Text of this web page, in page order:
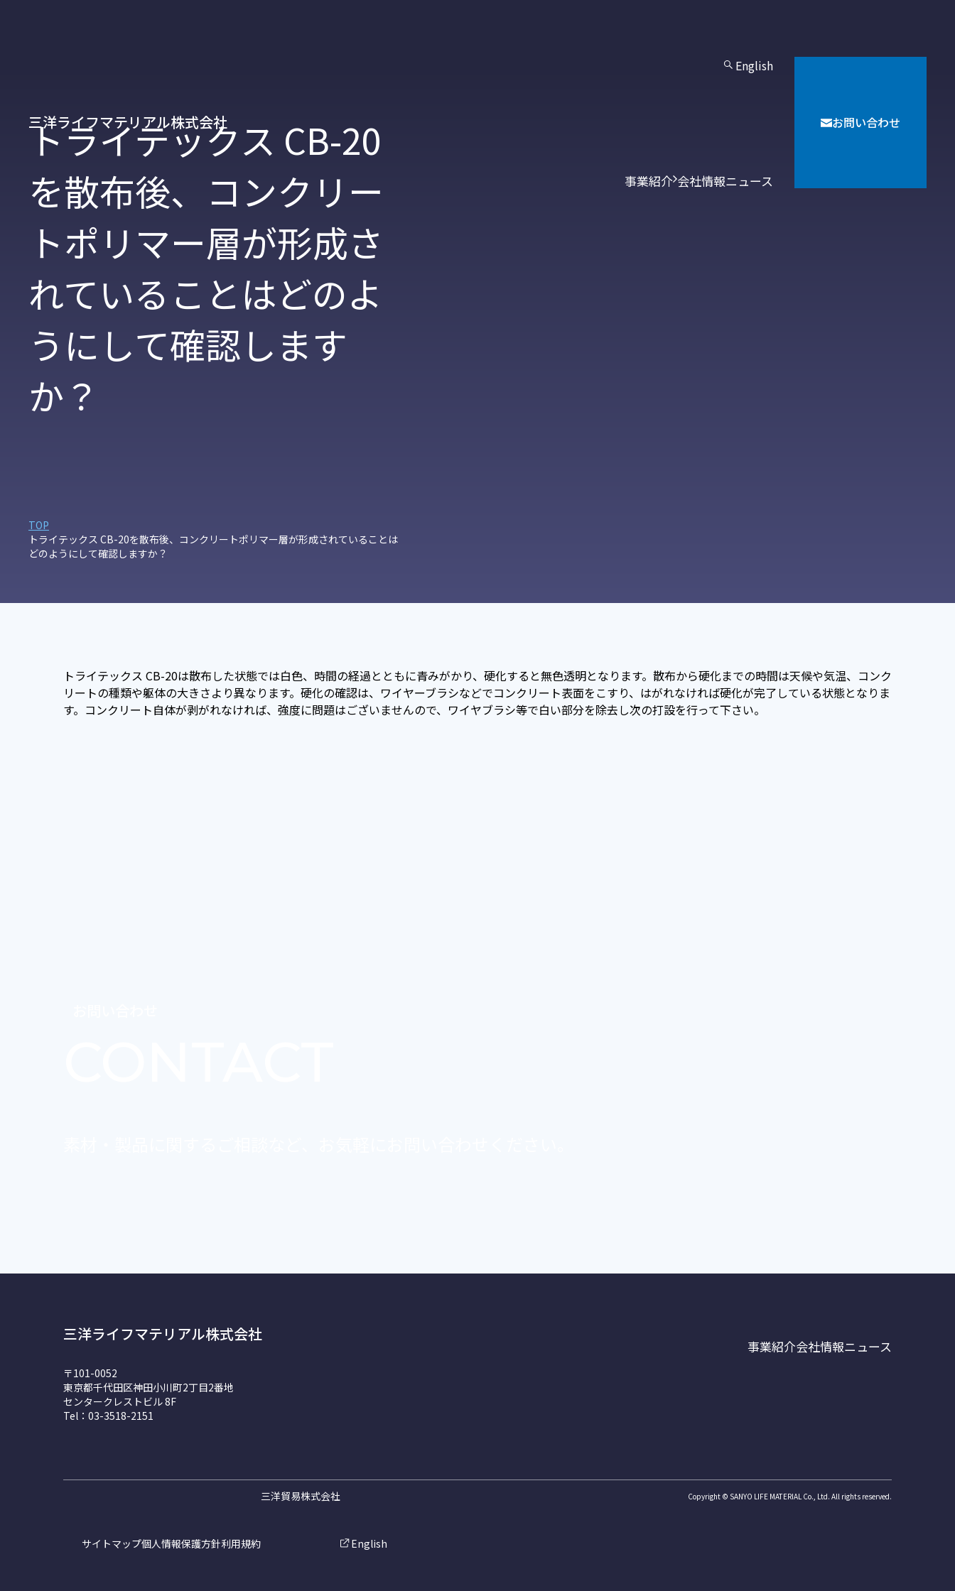
三洋ライフマテリアル株式会社
English
事業紹介 会社情報ニュース
お問い合わせ
トライテックス CB-20
を散布後、コンクリー
トポリマー層が形成さ
れていることはどのよ
うにして確認します
か？
TOP
トライテックス CB-20を散布後、コンクリートポリマー層が形成されていることは
どのようにして確認しますか？
トライテックス CB-20は散布した状態では白色、時間の経過とともに青みがかり、硬化すると無色透明となります。散布から硬化までの時間は天候や気温、コンク
リートの種類や躯体の大きさより異なります。硬化の確認は、ワイヤーブラシなどでコンクリート表面をこすり、はがれなければ硬化が完了している状態となりま
す。コンクリート自体が剥がれなければ、強度に問題はございませんので、ワイヤブラシ等で白い部分を除去し次の打設を行って下さい。
三洋ライフマテリアル株式会社
〒101-0052
東京都千代田区神田小川町2丁目2番地
センタークレストビル 8F
Tel：03-3518-2151
事業紹介会社情報ニュース
サイトマップ個人情報保護方針利用規約
三洋貿易株式会社
English
Copyright © SANYO LIFE MATERIAL Co., Ltd. All rights reserved.